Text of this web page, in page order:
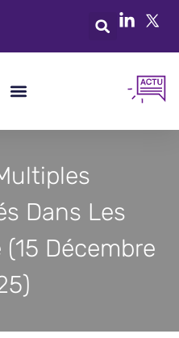
Dans Les
Décembre